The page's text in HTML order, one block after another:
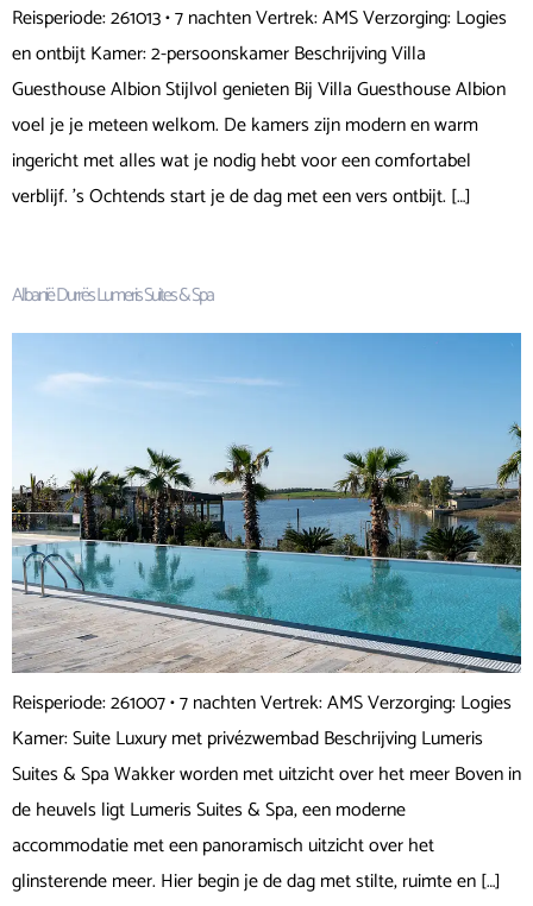
Reisperiode: 261013 • 7 nachten Vertrek: AMS Verzorging: Logies
en ontbijt Kamer: 2-persoonskamer Beschrijving Villa
Guesthouse Albion Stijlvol genieten Bij Villa Guesthouse Albion
voel je je meteen welkom. De kamers zijn modern en warm
ingericht met alles wat je nodig hebt voor een comfortabel
verblijf. ’s Ochtends start je de dag met een vers ontbijt. […]
Albanië Durrës Lumeris Suites & Spa
Reisperiode: 261007 • 7 nachten Vertrek: AMS Verzorging: Logies
Kamer: Suite Luxury met privézwembad Beschrijving Lumeris
Suites & Spa Wakker worden met uitzicht over het meer Boven in
de heuvels ligt Lumeris Suites & Spa, een moderne
accommodatie met een panoramisch uitzicht over het
glinsterende meer. Hier begin je de dag met stilte, ruimte en […]